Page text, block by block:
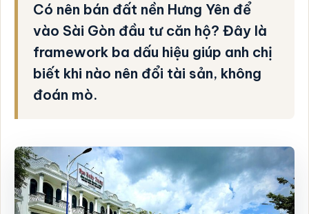
Có nên bán đất nền Hưng Yên để
vào Sài Gòn đầu tư căn hộ? Đây là
framework ba dấu hiệu giúp anh chị
biết khi nào nên đổi tài sản, không
đoán mò.